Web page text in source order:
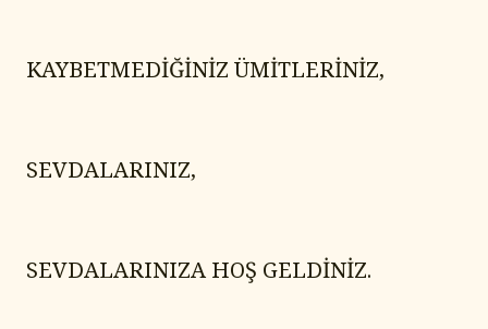
KAYBETMEDİĞİNİZ ÜMİTLERİNİZ,
SEVDALARINIZ,
SEVDALARINIZA HOŞ GELDİNİZ.